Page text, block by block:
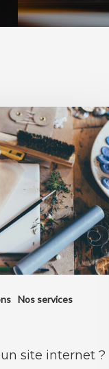
Nos services
site internet ?